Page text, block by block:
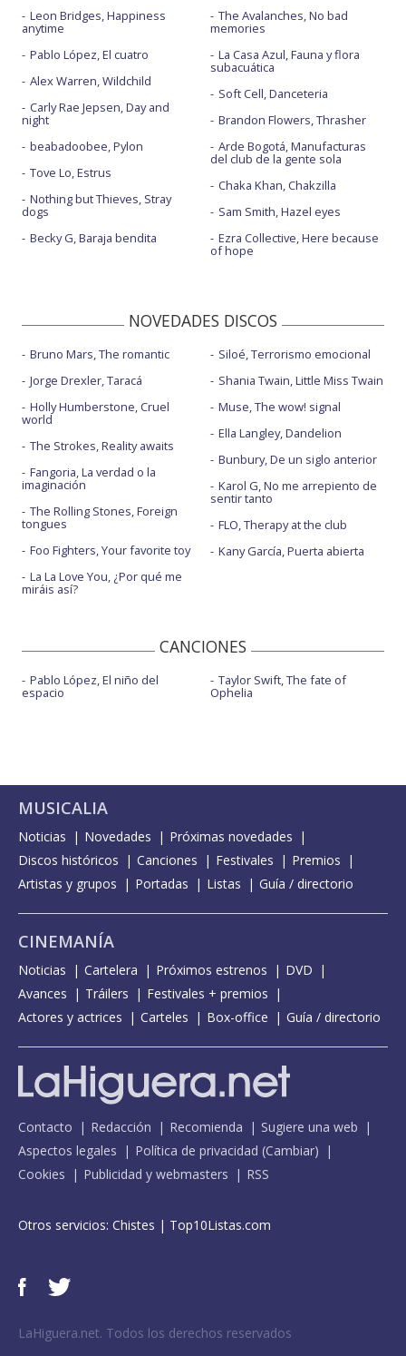
Leon Bridges, Happiness
anytime
Pablo López, El cuatro
Alex Warren, Wildchild
Carly Rae Jepsen, Day and
night
beabadoobee, Pylon
Tove Lo, Estrus
Nothing but Thieves, Stray
dogs
Becky G, Baraja bendita
The Avalanches, No bad
memories
La Casa Azul, Fauna y flora
subacuática
Soft Cell, Danceteria
Brandon Flowers, Thrasher
Arde Bogotá, Manufacturas
del club de la gente sola
Chaka Khan, Chakzilla
Sam Smith, Hazel eyes
Ezra Collective, Here because
of hope
NOVEDADES DISCOS
Bruno Mars, The romantic
Jorge Drexler, Taracá
Holly Humberstone, Cruel
world
The Strokes, Reality awaits
Fangoria, La verdad o la
imaginación
The Rolling Stones, Foreign
tongues
Foo Fighters, Your favorite toy
La La Love You, ¿Por qué me
miráis así?
Siloé, Terrorismo emocional
Shania Twain, Little Miss Twain
Muse, The wow! signal
Ella Langley, Dandelion
Bunbury, De un siglo anterior
Karol G, No me arrepiento de
sentir tanto
FLO, Therapy at the club
Kany García, Puerta abierta
CANCIONES
Pablo López, El niño del
espacio
Taylor Swift, The fate of
Ophelia
MUSICALIA
Noticias Novedades
Próximas novedades
Discos históricos
Canciones Festivales
Premios
Artistas y grupos
Portadas Listas Guía / directorio
CINEMANÍA
Noticias Cartelera Próximos estrenos
DVD
Avances
Tráilers
Festivales + premios
Actores y actrices
Carteles Box-office Guía / directorio
Contacto Redacción Recomienda
Sugiere una web
Aspectos legales
Política de privacidad (Cambiar)
Cookies
Publicidad y webmasters RSS
Otros servicios: Chistes | Top10Listas.com
LaHiguera.net. Todos los derechos reservados